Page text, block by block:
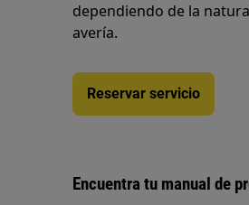
dependiendo de la
avería.
Reservar servicio
Encuentra tu manual de